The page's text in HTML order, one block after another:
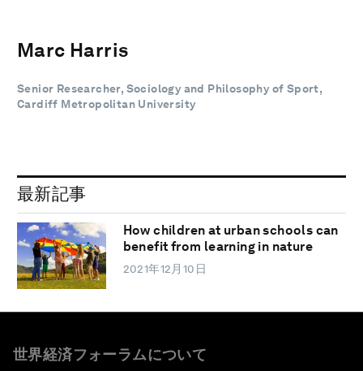
Marc Harris
Senior Researcher, Sociology and Philosophy of Sport,
Cardiff Metropolitan University
最新記事
How children at urban schools can
benefit from learning in nature
2021年12月10日
世界経済フォーラムについて